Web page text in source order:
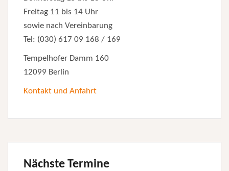
Freitag 11 bis 14 Uhr
sowie nach Vereinbarung
Tel: (030) 617 09 168 / 169
Tempelhofer Damm 160
12099 Berlin
Kontakt und Anfahrt
Nächste Termine